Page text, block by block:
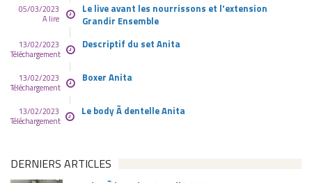
05/03/2023
A lire
Le live avant les nourrissons et l'extension
Grandir Ensemble
13/02/2023
Téléchargement
Descriptif du set Anita
13/02/2023
Téléchargement
Boxer Anita
13/02/2023
Téléchargement
Le body Ã dentelle Anita
DERNIERS ARTICLES